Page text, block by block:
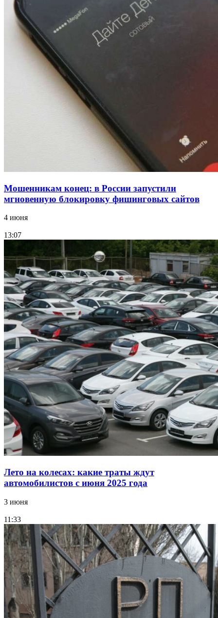
для химической отрасли и фармацевтики
18:39
В Красноармейском районе Волгограда стартует
конкурс на ремонт моста через Волго‑Донской
судоходный канал
Фестиваль #ТриЧетыре в Волгограде пройдёт
11–13 сентября в рамках Года единства народов
Мошенникам конец: в России запустили
мгновенную блокировку фишинговых сайтов
4 июня
13:07
Лето на колесах: какие траты ждут
автомобилистов с июня 2025 года
3 июня
11:33